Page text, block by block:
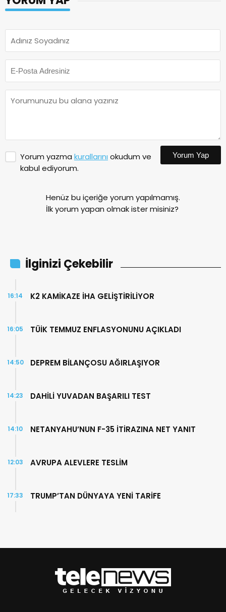
Yorum yazma kurallarını okudum ve
kabul ediyorum.
Yorum Yap
Henüz bu içeriğe yorum yapılmamış.
İlk yorum yapan olmak ister misiniz?
İlginizi Çekebilir
K2 KAMİKAZE İHA GELİŞTİRİLİYOR
16:14
TÜİK TEMMUZ ENFLASYONUNU AÇIKLADI
16:05
DEPREM BİLANÇOSU AĞIRLAŞIYOR
14:50
DAHİLİ YUVADAN BAŞARILI TEST
14:23
NETANYAHU’NUN F-35 İTİRAZINA NET YANIT
14:10
AVRUPA ALEVLERE TESLİM
12:03
TRUMP’TAN DÜNYAYA YENİ TARİFE
17:33